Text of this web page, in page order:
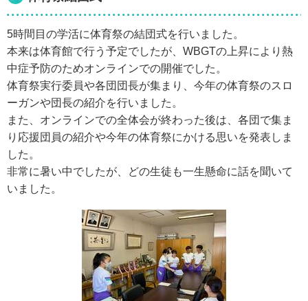
5時間目の学活に体育祭の結団式を行いました。
本来は体育館で行う予定でしたが、WBGTの上昇により熱
中症予防のためオンラインでの開催でした。
体育祭実行委員や各団団長が集まり、今年の体育祭のスロ
ーガンや団長の紹介を行いました。
また、オンラインでの全体会が終わった後は、各団で集ま
り応援団員の紹介や今年の体育祭にかける思いを発表しま
した。
非常に暑い中でしたが、どの生徒も一生懸命に話を聞いて
いました。